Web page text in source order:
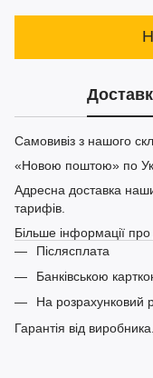
Самовивіз з нашого
«Новою поштою» по
Адресна доставка
тарифів.
Більше інформації про
Післясплата
Банківською
На
Гарантія від виробника.